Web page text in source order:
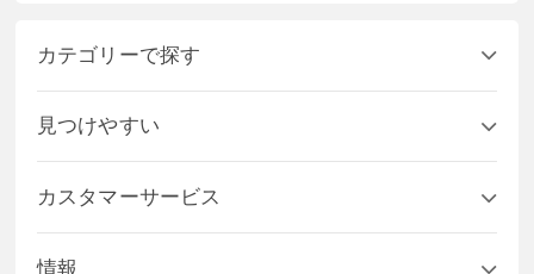
カテゴリーで探す
見つけやすい
カスタマーサービス
情報